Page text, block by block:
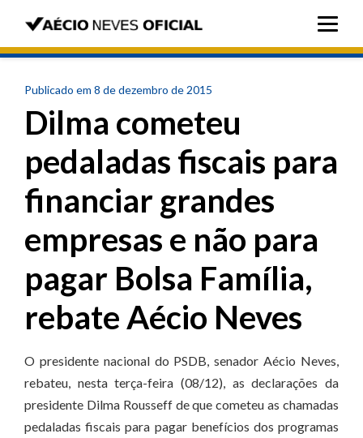
Publicado em 8 de dezembro de 2015
Dilma cometeu
pedaladas fiscais para
financiar grandes
empresas e não para
pagar Bolsa Família,
rebate Aécio Neves
O presidente nacional do PSDB, senador Aécio Neves,
rebateu, nesta terça-feira (08/12), as declarações da
presidente Dilma Rousseff de que cometeu as chamadas
pedaladas fiscais para pagar benefícios dos programas